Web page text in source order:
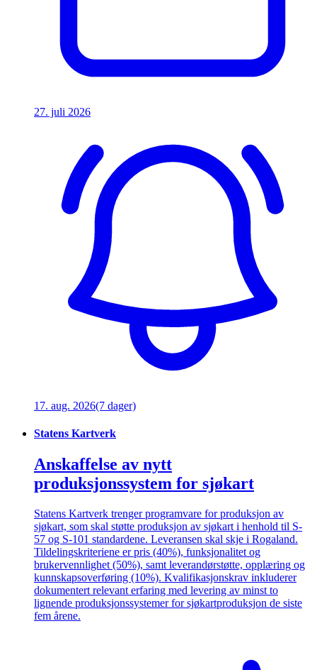
27. juli 2026
17. aug. 2026(7 dager)
Statens Kartverk
Anskaffelse av nytt
produksjonssystem for sjøkart
Statens Kartverk trenger programvare for produksjon av
sjøkart, som skal støtte produksjon av sjøkart i henhold til S-
57 og S-101 standardene. Leveransen skal skje i Rogaland.
Tildelingskriteriene er pris (40%), funksjonalitet og
brukervennlighet (50%), samt leverandørstøtte, opplæring og
kunnskapsoverføring (10%). Kvalifikasjonskrav inkluderer
dokumentert relevant erfaring med levering av minst to
lignende produksjonssystemer for sjøkartproduksjon de siste
fem årene.